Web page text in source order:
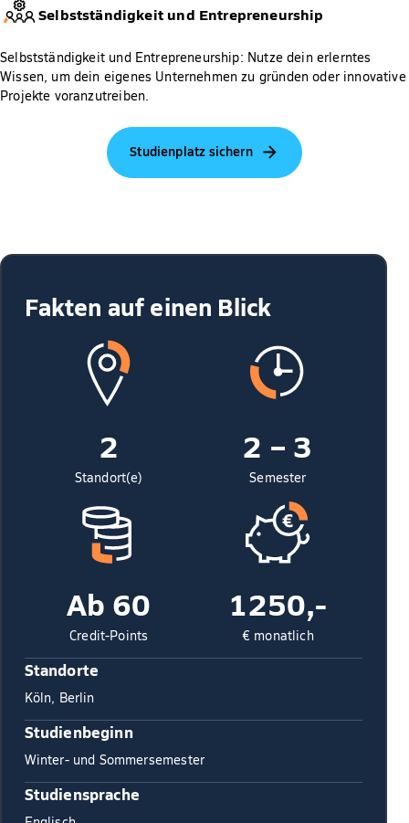
Selbstständigkeit und Entrepreneurship
Selbstständigkeit und Entrepreneurship: Nutze dein erlerntes
Wissen, um dein eigenes Unternehmen zu gründen oder innovative
Projekte voranzutreiben.
Studienplatz sichern
Fakten auf einen Blick
2
Standort(e)
2 – 3
Semester
Ab 60
Credit-Points
1250,-
€ monatlich
Standorte
Köln, Berlin
Studienbeginn
Winter- und Sommersemester
Studiensprache